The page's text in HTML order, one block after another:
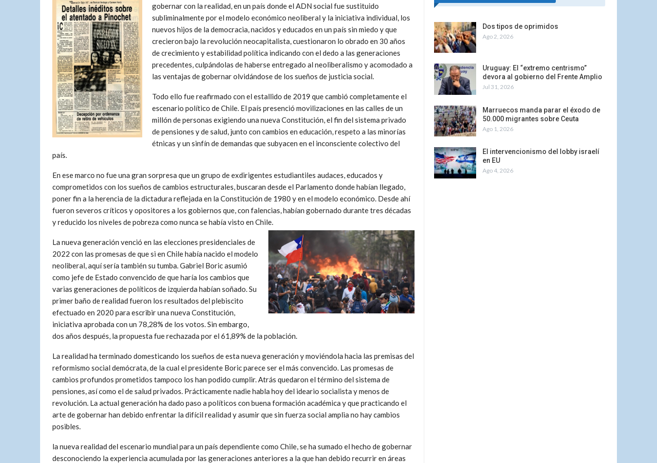
gobernar con la realidad, en un país donde el ADN social fue sustituido
subliminalmente por el modelo económico neoliberal y la iniciativa individual, los
nuevos hijos de la democracia, nacidos y educados en un país sin miedo y que
crecieron bajo la revolución neocapitalista, cuestionaron lo obrado en 30 años
de crecimiento y estabilidad política indicando con el dedo a las generaciones
precedentes, culpándolas de haberse entregado al neoliberalismo y acomodado a
las ventajas de gobernar olvidándose de los sueños de justicia social.
Todo ello fue reafirmado con el estallido de 2019 que cambió completamente el
escenario político de Chile. El país presenció movilizaciones en las calles de un
millón de personas exigiendo una nueva Constitución, el fin del sistema privado
de pensiones y de salud, junto con cambios en educación, respeto a las minorías
étnicas y un sinfín de demandas que subyacen en el inconsciente colectivo del
país.
En ese marco no fue una gran sorpresa que un grupo de exdirigentes estudiantiles audaces, educados y
comprometidos con los sueños de cambios estructurales, buscaran desde el Parlamento donde habían llegado,
poner fin a la herencia de la dictadura reflejada en la Constitución de 1980 y en el modelo económico. Desde ahí
fueron severos críticos y opositores a los gobiernos que, con falencias, habían gobernado durante tres décadas
y reducido los niveles de pobreza como nunca se había visto en Chile.
La nueva generación venció en las elecciones presidenciales de
2022 con las promesas de que si en Chile había nacido el modelo
neoliberal, aquí sería también su tumba. Gabriel Boric asumió
como jefe de Estado convencido de que haría los cambios que
varias generaciones de políticos de izquierda habían soñado. Su
primer baño de realidad fueron los resultados del plebiscito
efectuado en 2020 para escribir una nueva Constitución,
iniciativa aprobada con un 78,28% de los votos. Sin embargo,
dos años después, la propuesta fue rechazada por el 61,89% de la población.
La realidad ha terminado domesticando los sueños de esta nueva generación y moviéndola hacia las premisas del
reformismo social demócrata, de la cual el presidente Boric parece ser el más convencido. Las promesas de
cambios profundos prometidos tampoco los han podido cumplir. Atrás quedaron el término del sistema de
pensiones, así como el de salud privados. Prácticamente nadie habla hoy del ideario socialista y menos de
revolución. La actual generación ha dado paso a políticos con buena formación académica y que practicando el
arte de gobernar han debido enfrentar la difícil realidad y asumir que sin fuerza social amplia no hay cambios
posibles.
la nueva realidad del escenario mundial para un país dependiente como Chile, se ha sumado el hecho de gobernar
desconociendo la experiencia acumulada por las generaciones anteriores a la que han debido recurrir en áreas
Dos tipos de oprimidos
Ago 2, 2026
Uruguay: El “extremo centrismo”
devora al gobierno del Frente Amplio
Jul 31, 2026
Marruecos manda parar el éxodo de
50.000 migrantes sobre Ceuta
Ago 1, 2026
El intervencionismo del lobby israelí
en EU
Ago 4, 2026